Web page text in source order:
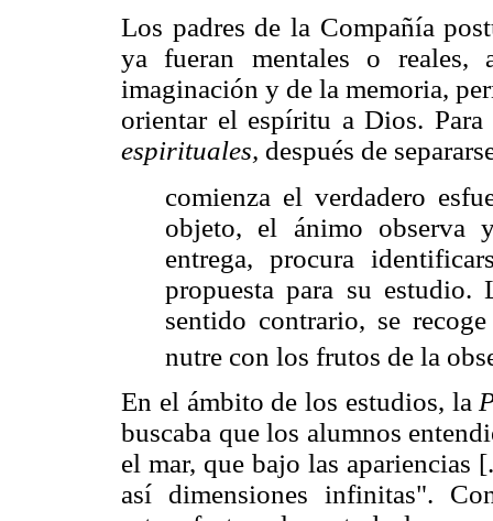
Los padres de la Compañía
ya fueran mentales o reales,
imaginación y de la memoria,
orientar el espíritu a Dios.
espirituales, después de
comienza el verdadero
objeto, el ánimo observa
entrega, procura
propuesta para su
sentido contrario, se
nutre con los frutos de la
En el ámbito de los estudios, la
buscaba que los alumnos
el mar, que bajo las apariencias
así dimensiones infinitas".